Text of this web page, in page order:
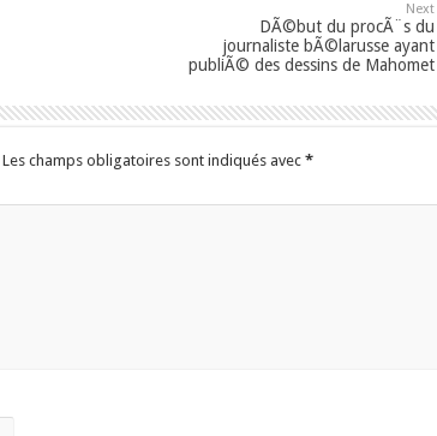
Next
DÃ©but du procÃ¨s du
journaliste bÃ©larusse ayant
publiÃ© des dessins de Mahomet
Les champs obligatoires sont indiqués avec *